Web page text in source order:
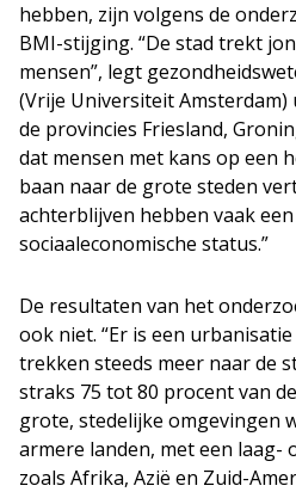
hebben, zijn volgens de
BMI-stijging. “De stad trekt
mensen”, legt
(Vrije Universiteit Amsterdam)
de provincies Friesland,
dat mensen met kans op een
baan naar de grote steden
achterblijven hebben vaak
sociaaleconomische status.”
De resultaten van het
ook niet. “Er is een
trekken steeds meer naar de
straks 75 tot 80 procent van
grote, stedelijke omgevingen
armere landen, met een laag-
zoals Afrika, Azië en Zuid-